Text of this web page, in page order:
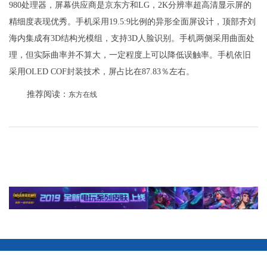
980处理器，屏幕供应商是京东方和LG，2K分辨率超高清显示屏的
精细度表现优秀。手机采用19.5:9比例的异形全面屏设计，顶部齐刘
海内集成有3D结构光模组，支持3D人脸识别。手机两侧采用曲面处
理，但实际曲率并不算大，一定程度上可以降低误触率。手机依旧
采用OLED COF封装技术，屏占比在87.83％左右。
推荐阅读： 东方在线